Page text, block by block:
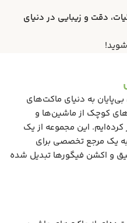
دقت و زیبایی در دنیای
به دنیای ماکت‌های
کوچک از ماشین‌ها و
کرده‌ایم. این مجموعه از یک
یک مرجع تخصصی برای
و اکشن فیگورها تبدیل شده